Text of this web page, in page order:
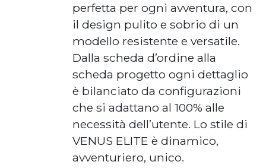
perfetta per ogni avventura, con
il design pulito e sobrio di un
modello resistente e versatile.
Dalla scheda d’ordine alla
scheda progetto ogni dettaglio
è bilanciato da configurazioni
che si adattano al 100% alle
necessità dell’utente. Lo stile di
VENUS ELITE è dinamico,
avventuriero, unico.